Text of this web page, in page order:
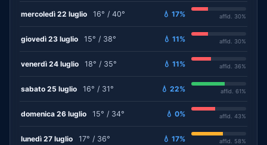
mercoledì 22 luglio 16° / 40° 💧 17% affid. 30%
giovedì 23 luglio 15° / 38° 💧 11% affid. 30%
venerdì 24 luglio 18° / 35° 💧 11% affid. 36%
sabato 25 luglio 16° / 31° 💧 22% affid. 61%
domenica 26 luglio 15° / 34° 💧 0% affid. 43%
lunedì 27 luglio 17° / 36° 💧 17% affid. 58%